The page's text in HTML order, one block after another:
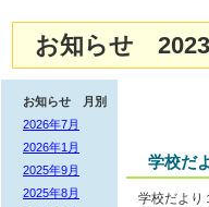
お知らせ
お知らせ 月別
2026年7月
2026年1月
2025年9月
2025年8月
学校だ
学校だより